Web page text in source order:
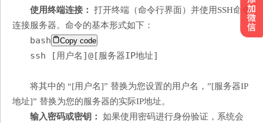
使用终端连接：
打开终端（命令行界面）并使用SSH命令
连接服务器。命令的基本形式如下：
bash Copy code
ssh [用户名]@[服务器IP地址]
将其中的 “[用户名]” 替换为您设置的用户名，”[服务器IP
地址]” 替换为您的服务器的实际IP地址。
输入密码或密钥：
如果使用密码进行身份验证，系统会